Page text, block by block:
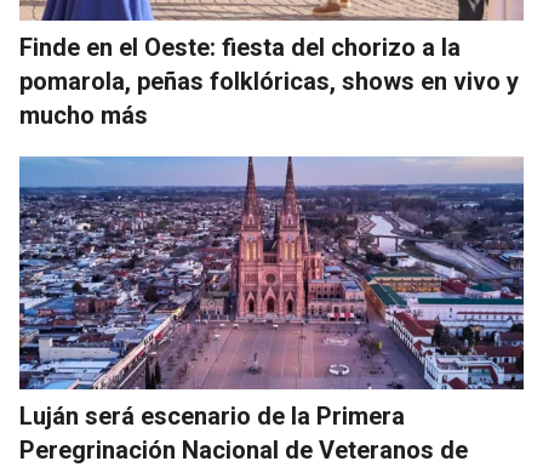
Finde en el Oeste: fiesta del chorizo a la
pomarola, peñas folklóricas, shows en vivo y
mucho más
Luján será escenario de la Primera
Peregrinación Nacional de Veteranos de